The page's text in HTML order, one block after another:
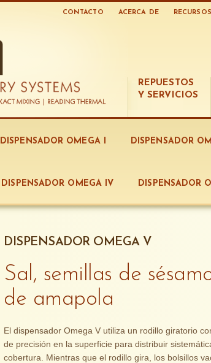
CONTACTO ACERCA DE RECURSOS
REPUESTOS
Y SERVICIOS
DISPENSADOR OMEGA I DISPENSADOR
DISPENSADOR OMEGA IV DISPENSADOR
DISPENSADOR OMEGA V
Sal, semillas de
de amapola
El dispensador Omega V utiliza un rodillo giratorio
de precisión en la superficie para distribuir
cobertura. Mientras que el rodillo gira, los bolsillos